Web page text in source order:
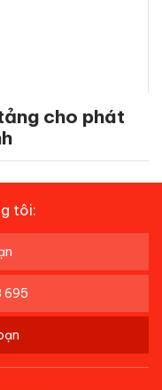
cho phát
tôi:
695